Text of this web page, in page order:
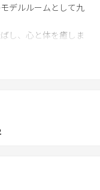
ます。その日溜めた
最新型の浴槽を是非
YouTubeを存分にお
デルルームとして九
し、心と体を癒しま
設置されておりポケ